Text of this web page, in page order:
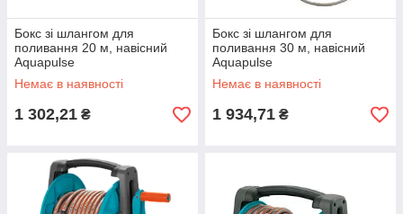
Бокс зі шлангом для
поливання 20 м, навісний
Aquapulse
Немає в наявності
1 302,21 ₴
Бокс зі шлангом для
поливання 30 м, навісний
Aquapulse
Немає в наявності
1 934,71 ₴